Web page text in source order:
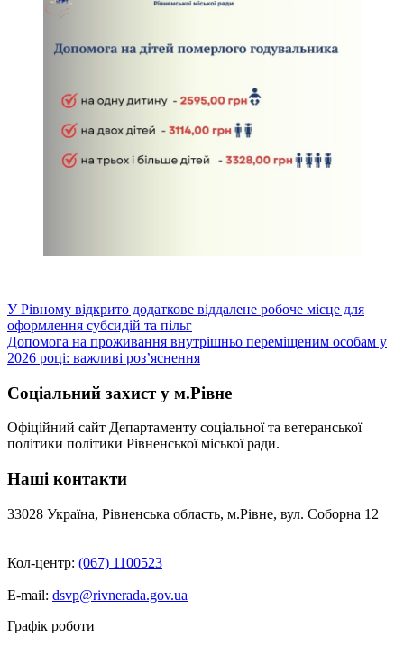
Навігація
записів
У Рівному відкрито додаткове віддалене робоче місце для
оформлення субсидій та пільг
Допомога на проживання внутрішньо переміщеним особам у
2026 році: важливі роз’яснення
Соціальний захист у м.Рівне
Офіційний сайт Департаменту соціальної та ветеранської
політики політики Рівненської міської ради.
Наші контакти
33028 Україна, Рівненська область, м.Рівне, вул. Соборна 12
Кол-центр: (067) 1100523
E-mail: dsvp@rivnerada.gov.ua
Графік роботи